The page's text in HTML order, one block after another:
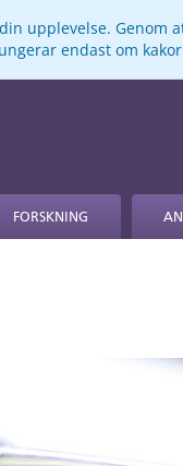
upplevelse. Genom
endast om
FORSKNING